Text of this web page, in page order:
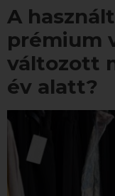
A
prémium
változott
év alatt?